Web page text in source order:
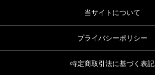
当サイトについて
プライバシーポリシー
特定商取引法に基づく表記